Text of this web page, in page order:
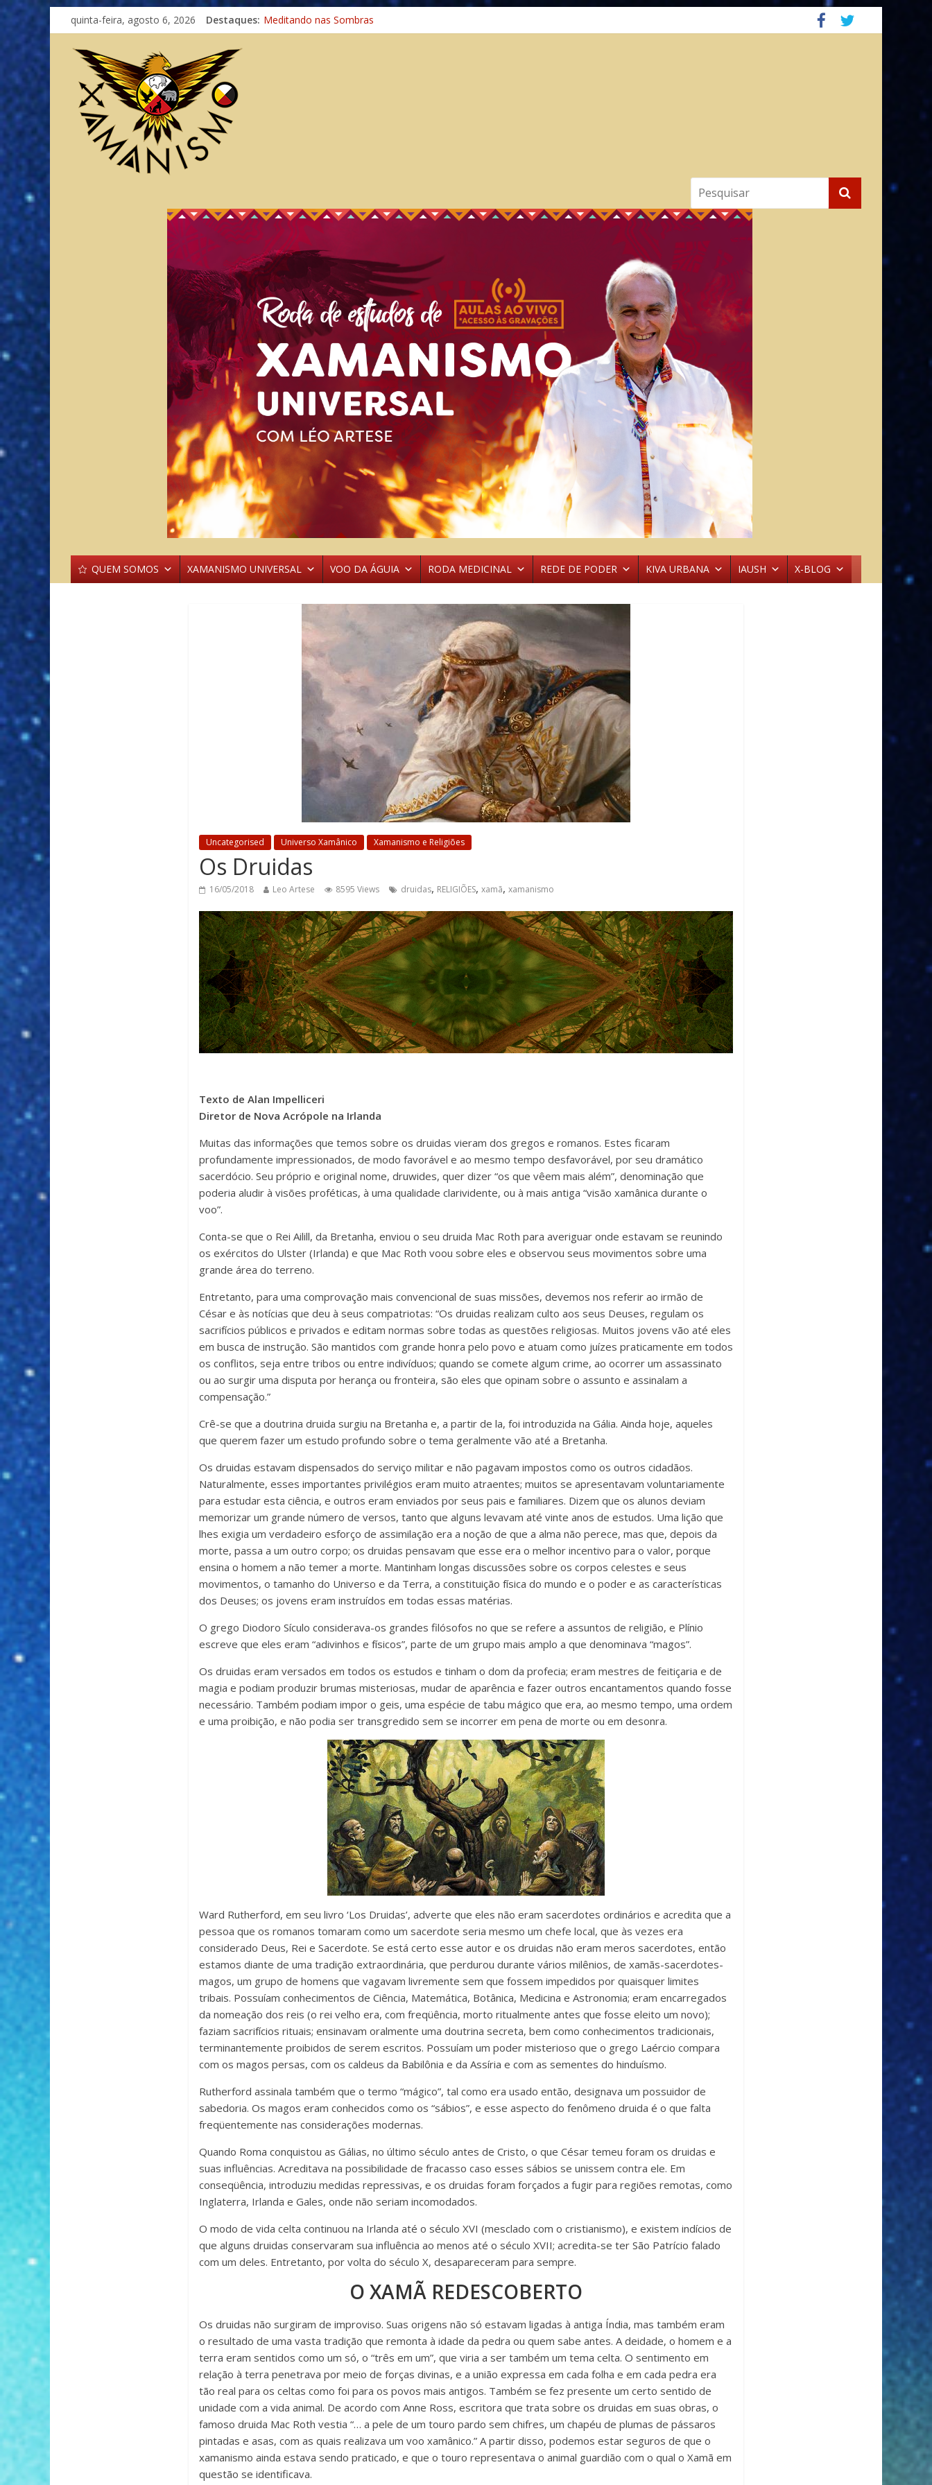
quinta-feira, agosto 6, 2026 Destaques: Meditando nas Sombras
Autosuficiência: A Jornada do Espírito Ancestral
QUEM SOMOS XAMANISMO UNIVERSAL VOO DA ÁGUIA RODA MEDICINAL REDE DE PODER KIVA URBANA IAUSH X-BLOG
Uncategorised Universo Xamânico Xamanismo e Religiões
Os Druidas
16/05/2018 Leo Artese 8595 Views druidas, RELIGIÕES, xamã, xamanismo
Texto de Alan Impelliceri
Diretor de Nova Acrópole na Irlanda
Muitas das informações que temos sobre os druidas vieram dos gregos e romanos. Estes ficaram
profundamente impressionados, de modo favorável e ao mesmo tempo desfavorável, por seu dramático
sacerdócio. Seu próprio e original nome, druwides, quer dizer “os que vêem mais além”, denominação que
poderia aludir à visões proféticas, à uma qualidade clarividente, ou à mais antiga “visão xamânica durante o
voo”.
Conta-se que o Rei Ailill, da Bretanha, enviou o seu druida Mac Roth para averiguar onde estavam se reunindo
os exércitos do Ulster (Irlanda) e que Mac Roth voou sobre eles e observou seus movimentos sobre uma
grande área do terreno.
Entretanto, para uma comprovação mais convencional de suas missões, devemos nos referir ao irmão de
César e às notícias que deu à seus compatriotas: “Os druidas realizam culto aos seus Deuses, regulam os
sacrifícios públicos e privados e editam normas sobre todas as questões religiosas. Muitos jovens vão até eles
em busca de instrução. São mantidos com grande honra pelo povo e atuam como juízes praticamente em todos
os conflitos, seja entre tribos ou entre indivíduos; quando se comete algum crime, ao ocorrer um assassinato
ou ao surgir uma disputa por herança ou fronteira, são eles que opinam sobre o assunto e assinalam a
compensação.”
Crê-se que a doutrina druida surgiu na Bretanha e, a partir de la, foi introduzida na Gália. Ainda hoje, aqueles
que querem fazer um estudo profundo sobre o tema geralmente vão até a Bretanha.
Os druidas estavam dispensados do serviço militar e não pagavam impostos como os outros cidadãos.
Naturalmente, esses importantes privilégios eram muito atraentes; muitos se apresentavam voluntariamente
para estudar esta ciência, e outros eram enviados por seus pais e familiares. Dizem que os alunos deviam
memorizar um grande número de versos, tanto que alguns levavam até vinte anos de estudos. Uma lição que
lhes exigia um verdadeiro esforço de assimilação era a noção de que a alma não perece, mas que, depois da
morte, passa a um outro corpo; os druidas pensavam que esse era o melhor incentivo para o valor, porque
ensina o homem a não temer a morte. Mantinham longas discussões sobre os corpos celestes e seus
movimentos, o tamanho do Universo e da Terra, a constituição física do mundo e o poder e as características
dos Deuses; os jovens eram instruídos em todas essas matérias.
O grego Diodoro Sículo considerava-os grandes filósofos no que se refere a assuntos de religião, e Plínio
escreve que eles eram “adivinhos e físicos”, parte de um grupo mais amplo a que denominava “magos”.
Os druidas eram versados em todos os estudos e tinham o dom da profecia; eram mestres de feitiçaria e de
magia e podiam produzir brumas misteriosas, mudar de aparência e fazer outros encantamentos quando fosse
necessário. Também podiam impor o geis, uma espécie de tabu mágico que era, ao mesmo tempo, uma ordem
e uma proibição, e não podia ser transgredido sem se incorrer em pena de morte ou em desonra.
Ward Rutherford, em seu livro ‘Los Druidas’, adverte que eles não eram sacerdotes ordinários e acredita que a
pessoa que os romanos tomaram como um sacerdote seria mesmo um chefe local, que às vezes era
considerado Deus, Rei e Sacerdote. Se está certo esse autor e os druidas não eram meros sacerdotes, então
estamos diante de uma tradição extraordinária, que perdurou durante vários milênios, de xamãs-sacerdotes-
magos, um grupo de homens que vagavam livremente sem que fossem impedidos por quaisquer limites
tribais. Possuíam conhecimentos de Ciência, Matemática, Botânica, Medicina e Astronomia; eram encarregados
da nomeação dos reis (o rei velho era, com freqüência, morto ritualmente antes que fosse eleito um novo);
faziam sacrifícios rituais; ensinavam oralmente uma doutrina secreta, bem como conhecimentos tradicionais,
terminantemente proibidos de serem escritos. Possuíam um poder misterioso que o grego Laércio compara
com os magos persas, com os caldeus da Babilônia e da Assíria e com as sementes do hinduísmo.
Rutherford assinala também que o termo “mágico”, tal como era usado então, designava um possuidor de
sabedoria. Os magos eram conhecidos como os “sábios”, e esse aspecto do fenômeno druida é o que falta
freqüentemente nas considerações modernas.
Quando Roma conquistou as Gálias, no último século antes de Cristo, o que César temeu foram os druidas e
suas influências. Acreditava na possibilidade de fracasso caso esses sábios se unissem contra ele. Em
conseqüência, introduziu medidas repressivas, e os druidas foram forçados a fugir para regiões remotas, como
Inglaterra, Irlanda e Gales, onde não seriam incomodados.
O modo de vida celta continuou na Irlanda até o século XVI (mesclado com o cristianismo), e existem indícios de
que alguns druidas conservaram sua influência ao menos até o século XVII; acredita-se ter São Patrício falado
com um deles. Entretanto, por volta do século X, desapareceram para sempre.
O XAMÃ REDESCOBERTO
Os druidas não surgiram de improviso. Suas origens não só estavam ligadas à antiga Índia, mas também eram
o resultado de uma vasta tradição que remonta à idade da pedra ou quem sabe antes. A deidade, o homem e a
terra eram sentidos como um só, o “três em um”, que viria a ser também um tema celta. O sentimento em
relação à terra penetrava por meio de forças divinas, e a união expressa em cada folha e em cada pedra era
tão real para os celtas como foi para os povos mais antigos. Também se fez presente um certo sentido de
unidade com a vida animal. De acordo com Anne Ross, escritora que trata sobre os druidas em suas obras, o
famoso druida Mac Roth vestia “… a pele de um touro pardo sem chifres, um chapéu de plumas de pássaros
pintadas e asas, com as quais realizava um voo xamânico.” A partir disso, podemos estar seguros de que o
xamanismo ainda estava sendo praticado, e que o touro representava o animal guardião com o qual o Xamã em
questão se identificava.